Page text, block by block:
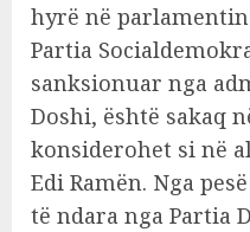
hyrë në
Partia
sanksionuar nga
Doshi, është sakaq
konsiderohet si në
Edi Ramën. Nga
të ndara nga Partia